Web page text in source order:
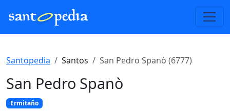
Santopedia Santos San Pedro Spanò (6777)
San Pedro Spanò
Ermitaño